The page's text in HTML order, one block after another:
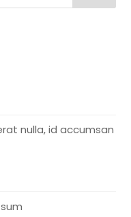
nulla, id accumsan